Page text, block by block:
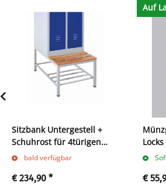
Sitzbank Untergestell +
Schuhrost für 4türigen
1170mm Spind 524255
bald verfügbar
€ 234,90 *
Auf
€